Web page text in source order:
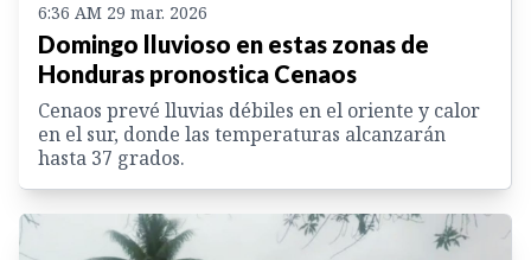
6:36 AM 29 mar. 2026
Domingo lluvioso en estas zonas de
Honduras pronostica Cenaos
Cenaos prevé lluvias débiles en el oriente y calor
en el sur, donde las temperaturas alcanzarán
hasta 37 grados.